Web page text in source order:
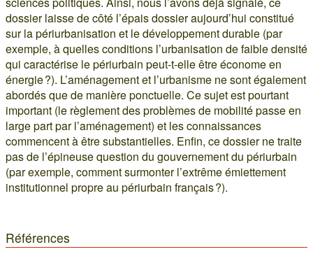
dossier laisse de côté l’épais dossier aujourd’hui constitué
sur la périurbanisation et le développement durable (par
exemple, à quelles conditions l’urbanisation de faible densité
qui caractérise le périurbain peut-t-elle être économe en
énergie ?). L’aménagement et l’urbanisme ne sont également
abordés que de manière ponctuelle. Ce sujet est pourtant
important (le règlement des problèmes de mobilité passe en
large part par l’aménagement) et les connaissances
commencent à être substantielles. Enfin, ce dossier ne traite
pas de l’épineuse question du gouvernement du périurbain
(par exemple, comment surmonter l’extrême émiettement
institutionnel propre au périurbain français ?).
Références